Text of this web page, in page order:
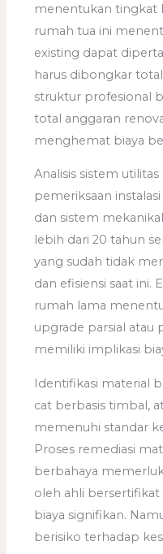
menentukan tingkat
rumah tua ini
existing dapat
harus dibongkar
struktur profesional
total anggaran
menghemat biaya
Analisis sistem
pemeriksaan
dan sistem
lebih dari 20 tahun
yang sudah tidak
dan efisiensi saat ini.
rumah lama
upgrade parsial atau
memiliki implikasi
Identifikasi material
cat berbasis timbal,
memenuhi standar
Proses remediasi
berbahaya
oleh ahli
biaya signifikan.
berisiko terhadap